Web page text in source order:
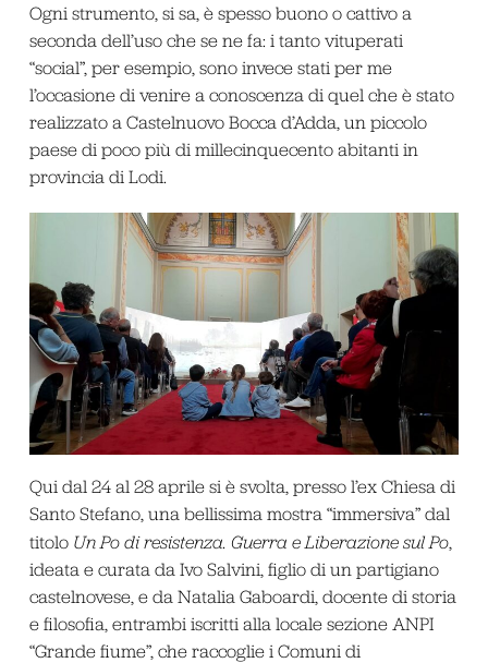
Ogni strumento, si sa, è spesso buono o cattivo a
seconda dell’uso che se ne fa: i tanto vituperati
“social”, per esempio, sono invece stati per me
l’occasione di venire a conoscenza di quel che è stato
realizzato a Castelnuovo Bocca d’Adda, un piccolo
paese di poco più di millecinquecento abitanti in
provincia di Lodi.
Qui dal 24 al 28 aprile si è svolta, presso l’ex Chiesa di
Santo Stefano, una bellissima mostra “immersiva” dal
titolo Un Po di resistenza. Guerra e Liberazione sul Po,
ideata e curata da Ivo Salvini, figlio di un partigiano
castelnovese, e da Natalia Gaboardi, docente di storia
e filosofia, entrambi iscritti alla locale sezione ANPI
“Grande fiume”, che raccoglie i Comuni di